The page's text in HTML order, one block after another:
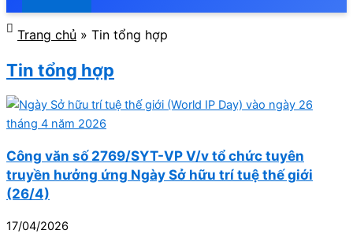
Trang chủ » Tin tổng hợp
Tin tổng hợp
Công văn số 2769/SYT-VP V/v tổ chức tuyên
truyền hưởng ứng Ngày Sở hữu trí tuệ thế giới
(26/4)
17/04/2026